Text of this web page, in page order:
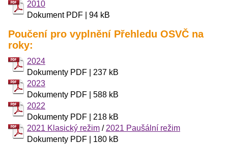
2010
Dokument PDF | 94 kB
Poučení pro vyplnění Přehledu OSVČ na
roky:
2024
Dokumenty PDF | 237 kB
2023
Dokumenty PDF | 588 kB
2022
Dokumenty PDF | 218 kB
2021 Klasický režim / 2021 Paušální režim
Dokumenty PDF | 180 kB